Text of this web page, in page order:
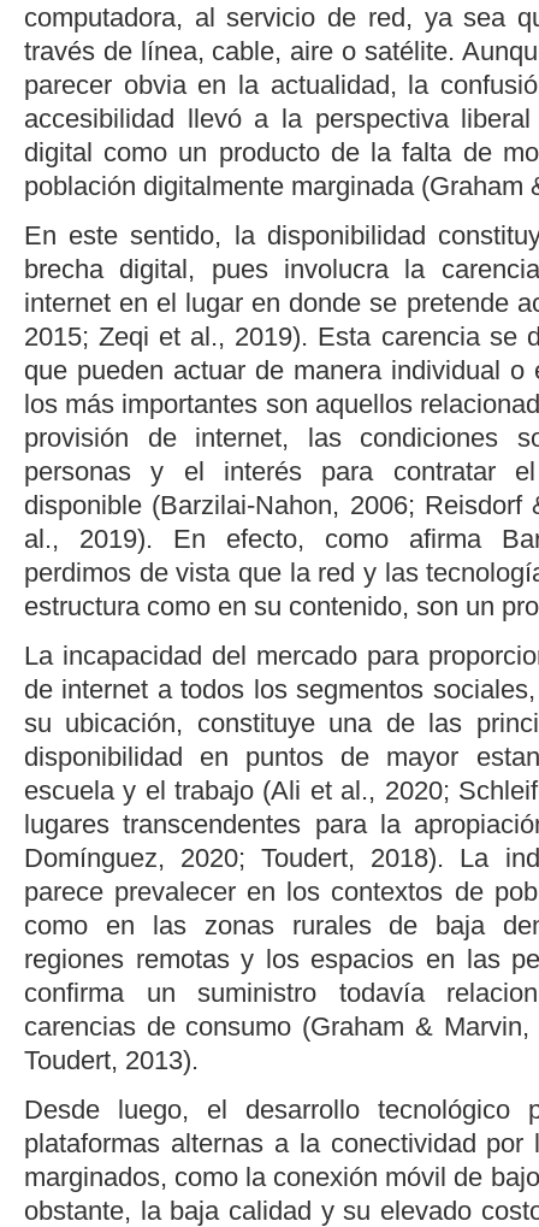
computadora, al servicio de red, ya sea
través de línea, cable, aire o satélite.
parecer obvia en la actualidad, la
accesibilidad llevó a la perspectiva
digital como un producto de la falta de
población digitalmente marginada (Graham
En este sentido, la disponibilidad
brecha digital, pues involucra la
internet en el lugar en donde se pretende
2015;Zeqi et al., 2019). Esta carencia se
que pueden actuar de manera individual o
los más importantes son aquellos
provisión de internet, las condiciones
personas y el interés para contratar
disponible (Barzilai-Nahon, 2006; Reisdorf
al., 2019). En efecto, como afirma
perdimos de vista que la red y las
estructura como en su contenido, son un
La incapacidad del mercado para
de internet a todos los segmentos
su ubicación, constituye una de las
disponibilidad en puntos de mayor
escuela y el trabajo (Ali et al., 2020;
lugares transcendentes para la
Domínguez, 2020; Toudert, 2018). La
parece prevalecer en los contextos de
como en las zonas rurales de baja
regiones remotas y los espacios en las
confirma un suministro todavía
carencias de consumo (Graham & Marvin,
Toudert, 2013).
Desde luego, el desarrollo tecnológico
plataformas alternas a la conectividad
marginados, como la conexión móvil de
obstante, la baja calidad y su elevado